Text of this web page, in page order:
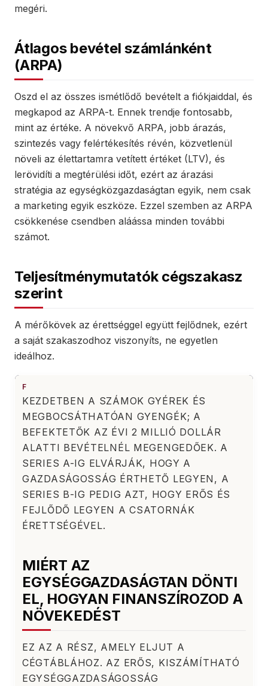
megéri.
Átlagos bevétel számlánként
(ARPA)
Oszd el az összes ismétlődő bevételt a fiókjaiddal, és
megkapod az ARPA-t. Ennek trendje fontosabb,
mint az értéke. A növekvő ARPA, jobb árazás,
szintezés vagy felértékesítés révén, közvetlenül
növeli az élettartamra vetített értéket (LTV), és
lerövidíti a megtérülési időt, ezért az árazási
stratégia az egységközgazdaságtan egyik, nem csak
a marketing egyik eszköze. Ezzel szemben az ARPA
csökkenése csendben aláássa minden további
számot.
Teljesítménymutatók cégszakasz
szerint
A mérőkövek az érettséggel együtt fejlődnek, ezért
a saját szakaszodhoz viszonyíts, ne egyetlen
ideálhoz.
F
KEZDETBEN A SZÁMOK GYÉREK ÉS
MEGBOCSÁTHATÓAN GYENGÉK; A
BEFEKTETŐK AZ ÉVI 2 MILLIÓ DOLLÁR
ALATTI BEVÉTELNÉL MEGENGEDŐEK. A
SERIES A-IG ELVÁRJÁK, HOGY A
GAZDASÁGOSSÁG ÉRTHETŐ LEGYEN, A
SERIES B-IG PEDIG AZT, HOGY ERŐS ÉS
FEJLŐDŐ LEGYEN A CSATORNÁK
ÉRETTSÉGÉVEL.
MIÉRT AZ
EGYSÉGGAZDASÁGTAN DÖNTI
EL, HOGYAN FINANSZÍROZOD A
NÖVEKEDÉST
EZ AZ A RÉSZ, AMELY ELJUT A
CÉGTÁBLÁHOZ. AZ ERŐS, KISZÁMÍTHATÓ
EGYSÉGGAZDASÁGOSSÁG